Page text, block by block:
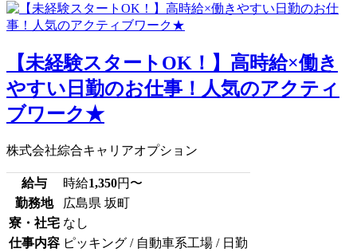
【未経験スタートOK！】高時給×働き
やすい日勤のお仕事！人気のアクティ
ブワーク★
株式会社綜合キャリアオプション
給与 時給1,350円〜
勤務地
広島県 坂町
寮・社宅 なし
仕事内容 ピッキング / 自動車系工場 / 日勤